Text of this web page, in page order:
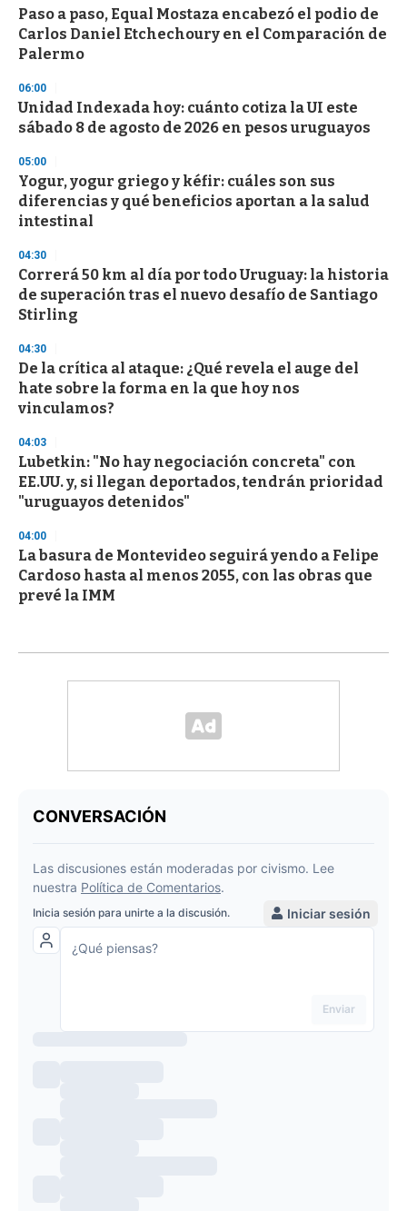
e
c
o
n
Paso a paso, Equal Mostaza encabezó el podio de
Carlos Daniel Etchechoury en el Comparación de
Palermo
06:00
Unidad Indexada hoy: cuánto cotiza la UI este
sábado 8 de agosto de 2026 en pesos uruguayos
05:00
Yogur, yogur griego y kéfir: cuáles son sus
diferencias y qué beneficios aportan a la salud
intestinal
04:30
Correrá 50 km al día por todo Uruguay: la historia
de superación tras el nuevo desafío de Santiago
Stirling
04:30
De la crítica al ataque: ¿Qué revela el auge del
hate sobre la forma en la que hoy nos
vinculamos?
04:03
Lubetkin: "No hay negociación concreta" con
EE.UU. y, si llegan deportados, tendrán prioridad
"uruguayos detenidos"
04:00
La basura de Montevideo seguirá yendo a Felipe
Cardoso hasta al menos 2055, con las obras que
prevé la IMM